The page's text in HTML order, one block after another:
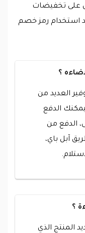
على تخفيضات
استخدام رمز خصم
؟
العديد من
الدفع
الدفع من
آبل باي،
؟
المنتج الذي